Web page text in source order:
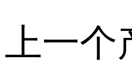
上一个